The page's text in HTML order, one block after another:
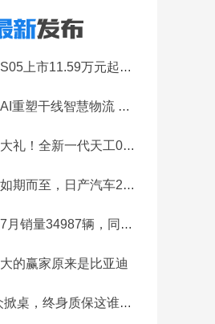
万元起，全球时尚激光智能SUV全面进阶
线智慧物流 智加科技战略合作图达通
一代天工08 670 Max上市限时价17.99万元
产汽车26财年一季度财报释放稳健增长信号
辆，同比增长31.74%，全新Ray系列蓄势待发
的赢家原来是比亚迪
，终身质保这谁顶得住？